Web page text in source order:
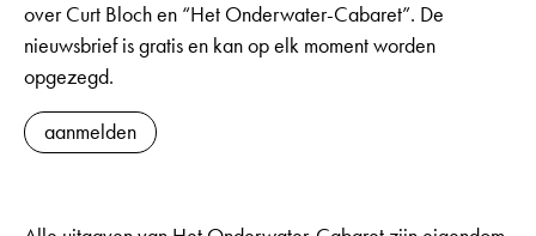
over Curt Bloch en “Het Onderwater-Cabaret”. De
nieuwsbrief is gratis en kan op elk moment worden
opgezegd.
aanmelden